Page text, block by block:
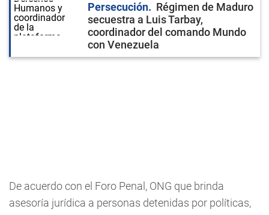
Persecución
Régimen de Maduro
secuestra a Luis Tarbay,
coordinador del comando Mundo
con Venezuela
De acuerdo con el Foro Penal, ONG que brinda
asesoría jurídica a personas detenidas por políticas,